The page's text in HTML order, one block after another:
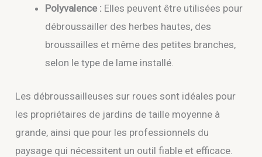
Polyvalence : Elles peuvent être utilisées pour
débroussailler des herbes hautes, des
broussailles et même des petites branches,
selon le type de lame installé.
Les débroussailleuses sur roues sont idéales pour
les propriétaires de jardins de taille moyenne à
grande, ainsi que pour les professionnels du
paysage qui nécessitent un outil fiable et efficace.